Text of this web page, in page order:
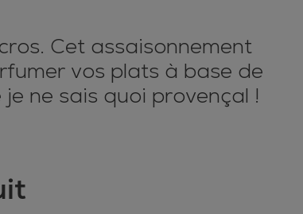
Cet assaisonnement
vos plats à base de
ne sais quoi provençal !